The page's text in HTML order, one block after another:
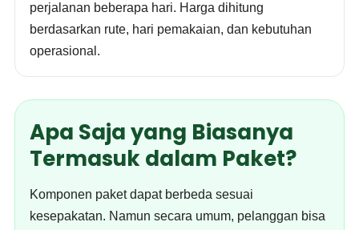
perjalanan beberapa hari. Harga dihitung
berdasarkan rute, hari pemakaian, dan kebutuhan
operasional.
Apa Saja yang Biasanya
Termasuk dalam Paket?
Komponen paket dapat berbeda sesuai
kesepakatan. Namun secara umum, pelanggan bisa